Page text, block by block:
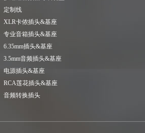
定制线
XLR卡侬插头&基座
专业音箱插头&基座
6.35mm插头&基座
3.5mm音频插头&基座
电源插头&基座
RCA莲花插头&基座
音频转换插头